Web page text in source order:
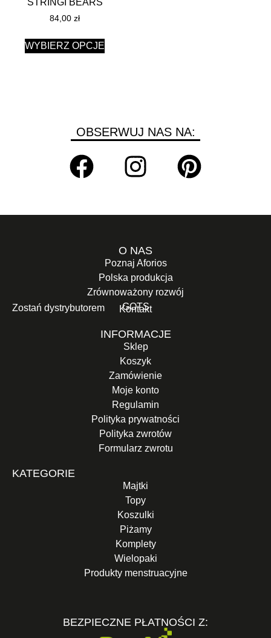
STRINGI BEARS
84,00 zł
WYBIERZ OPCJE
OBSERWUJ NAS NA:
O NAS
Poznaj Aforios
Polska produkcja
Zrównoważony rozwój
GOTS
Zostań dystrybutorem Kontakt
INFORMACJE
Sklep
Koszyk
Zamówienie
Moje konto
Regulamin
Polityka prywatności
Polityka zwrotów
Formularz zwrotu
KATEGORIE
Majtki
Topy
Koszulki
Piżamy
Komplety
Wielopaki
Produkty menstruacyjne
BEZPIECZNE PŁATNOŚCI Z: